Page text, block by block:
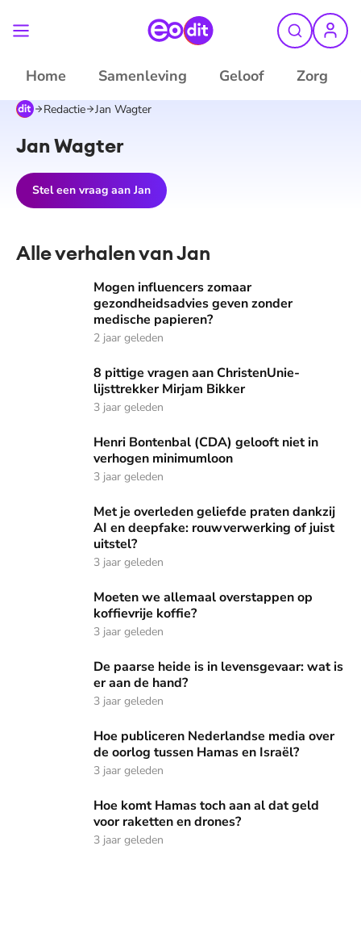
Home Samenleving Geloof Zorg
Redactie Jan Wagter
Jan Wagter
Stel een vraag aan Jan
Alle verhalen van Jan
Mogen influencers zomaar gezondheidsadvies geven
Mogen influencers zomaar
gezondheidsadvies geven zonder
medische papieren?
2 jaar geleden
8 pittige vragen aan ChristenUnie-lijsttrekker Mirjam
8 pittige vragen aan ChristenUnie-
lijsttrekker Mirjam Bikker
3 jaar geleden
Henri Bontenbal (CDA) gelooft niet in verhogen
Henri Bontenbal (CDA) gelooft niet in
verhogen minimumloon
3 jaar geleden
Met je overleden geliefde praten dankzij AI en deepfake:
Met je overleden geliefde praten dankzij
AI en deepfake: rouwverwerking of juist
uitstel?
3 jaar geleden
Moeten we allemaal overstappen op koffievrije koffie?
Moeten we allemaal overstappen op
koffievrije koffie?
3 jaar geleden
De paarse heide is in levensgevaar: wat is er aan de hand?
De paarse heide is in levensgevaar: wat is
er aan de hand?
3 jaar geleden
Hoe publiceren Nederlandse media over de oorlog tussen
Hoe publiceren Nederlandse media over
de oorlog tussen Hamas en Israël?
3 jaar geleden
Hoe komt Hamas toch aan al dat geld voor raketten en
Hoe komt Hamas toch aan al dat geld
voor raketten en drones?
3 jaar geleden